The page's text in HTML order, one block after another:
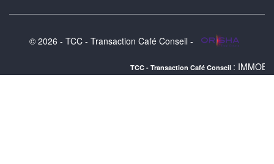
© 2026 - TCC - Transaction Café Conseil -
TCC - Transaction Café Conseil: IMMOBILIER